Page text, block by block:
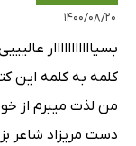
۱۴۰۰/۰۸/۲۰
بسیااااااااااار
کلمه به کلمه این
من لذت میبرم از
دست مریزاد شاعر